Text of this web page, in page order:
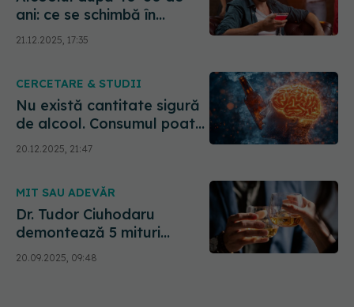
ani: ce se schimbă în
organism și ce riscuri apar
21.12.2025, 17:35
CERCETARE & STUDII
Nu există cantitate sigură
de alcool. Consumul poate
crește riscul de demență
20.12.2025, 21:47
MIT SAU ADEVĂR
Dr. Tudor Ciuhodaru
demontează 5 mituri
despre fiola de alcool
20.09.2025, 09:48